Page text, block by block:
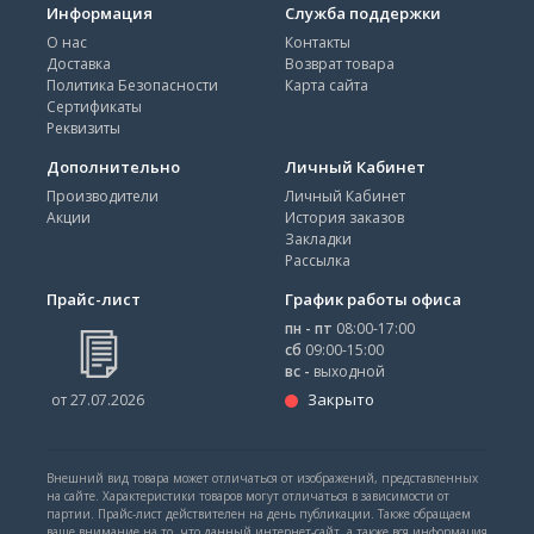
Информация
О нас
Доставка
Политика Безопасности
Сертификаты
Реквизиты
Служба поддержки
Контакты
Возврат товара
Карта сайта
Дополнительно
Производители
Акции
Личный Кабинет
Личный Кабинет
История заказов
Закладки
Рассылка
Прайс-лист
от 27.07.2026
График работы офиса
пн - пт 08:00-17:00
сб 09:00-15:00
вс - выходной
Закрыто
Внешний вид товара может отличаться от изображений, представленных
на сайте. Характеристики товаров могут отличаться в зависимости от
партии. Прайс-лист действителен на день публикации. Также обращаем